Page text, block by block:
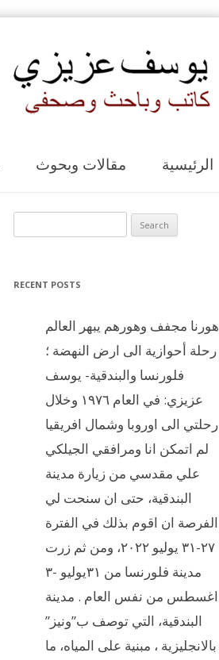
مقالات وبحوث الرئيسية
RECENT POSTS
هورنا مجفف وهورهم يبهر العالم
رحلة أحوازية الى ارض النهضة ؛
فلورنسا والبندقية- يوسف
عزيزي: في العام ١٩٧٦ وخلال
رحلتي الى اوروبا وشمال افريقيا
لم اتمكن انا ومرافقي الجيلكي
علي مقدسي من زيارة مدينة
البندقية، حتى ان سنحت لي
الفرصة ان اقوم بذلك في الفترة
٢٧-٣١ يوليو ٢٠٢٢، ومن ثم زرت
مدينة فلورنسا من ٣١يوليو -٣
اغسطس من نفس العام . مدينة
البندقية، التي توصف ب”ونيز”
بالانجليزية ، مبنية على المياه، ما